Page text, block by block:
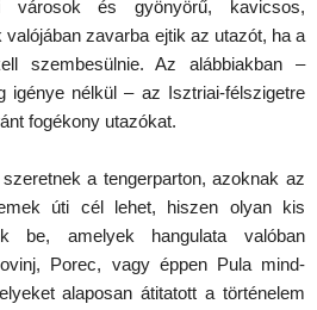
városok és gyönyörű, kavicsos,
zavarba ejtik az utazót, ha a
szembesülnie. Az alábbiakban –
igénye nélkül – az Isztriai-félszigetre
fogékony utazókat.
a tengerparton, azoknak az
úti cél lehet, hiszen olyan kis
be, amelyek hangulata valóban
Porec, vagy éppen Pula mind-
alaposan átitatott a történelem